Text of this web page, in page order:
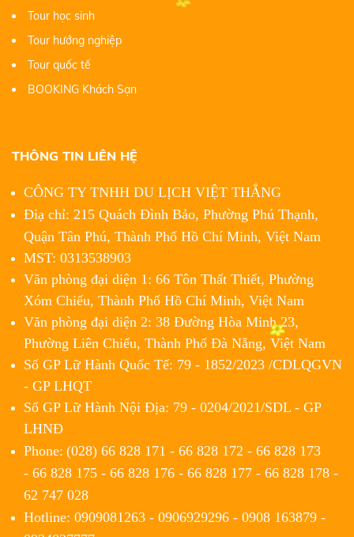
Tour học sinh
Tour hướng nghiệp
Tour quốc tế
BOOKING Khách Sạn
THÔNG TIN LIÊN HỆ
CÔNG TY TNHH DU LỊCH VIỆT THẮNG
Điạ chỉ: 215 Quách Đình Bảo, Phường Phú Thạnh,
Quận Tân Phú, Thành Phố Hồ Chí Minh, Việt Nam
MST: 0313538903
Văn phòng đại diện 1: 66 Tôn Thất Thiết, Phường
Xóm Chiếu, Thành Phố Hồ Chí Minh, Việt Nam
Văn phòng đại diện 2: 38 Đường Hòa Minh 23,
Phường Liên Chiểu, Thành Phố Đà Nẵng, Việt Nam
Số GP Lữ Hành Quốc Tế: 79 - 1852/2023 /CDLQGVN
- GP LHQT
Số GP Lữ Hành Nội Địa: 79 - 0204/2021/SDL - GP
LHNĐ
Phone: (028) 66 828 171 - 66 828 172 - 66 828 173
- 66 828 175 - 66 828 176 - 66 828 177 - 66 828 178 -
62 747 028
Hotline: 0909081263 - 0906929296 - 0908 163879 -